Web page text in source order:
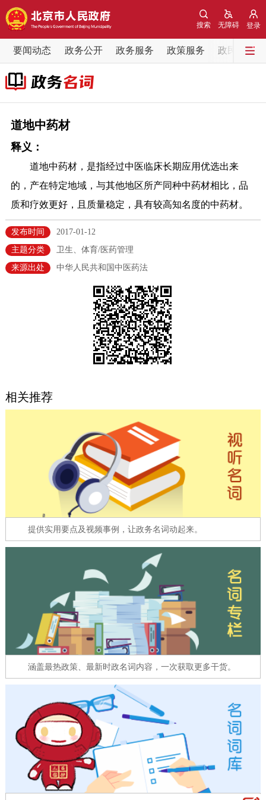
登录
无障碍
搜索
要闻动态 政务公开 政务服务 政策服务 政民互动
要闻动态
党中央精神
各区热点
政务公开
市领导 机构职能 政策服务
政策兑现 政策解读
法人服务
12345网上接诉即办 我要咨询 我要建议
在线访谈
走进北京
十六区概览 人文北京
绿色北京 图说北京 视频北京
多语种
ENGLISH 한국어 日本語
DEUTSCH FRANÇAIS РУССКИЙ ЯЗЫК
ESPAÑOL PORTUGUÊS
ITALIANO
道地中药材
释义：
道地中药材，是指经过中医临床长期应用优选出来
的，产在特定地域，与其他地区所产同种中药材相比，品
质和疗效更好，且质量稳定，具有较高知名度的中药材。
发布时间
2017-01-12
主题分类
卫生、体育/医药管理
来源出处
​中华人民共和国中医药法
相关推荐
提供实用要点及视频事例，让政务名词动起来。
涵盖最热政策、最新时政名词内容，一次获取更多干货。